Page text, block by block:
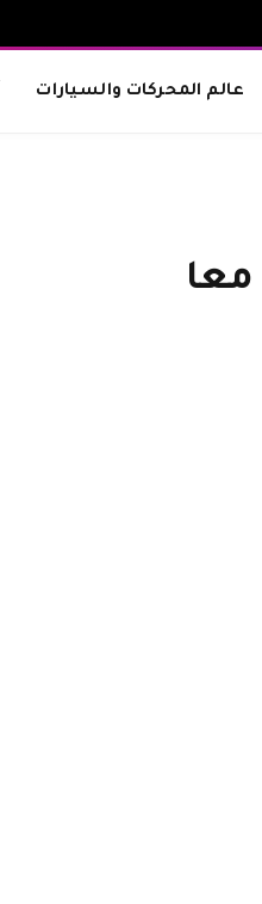
عالم المحركات والسيارات
معا